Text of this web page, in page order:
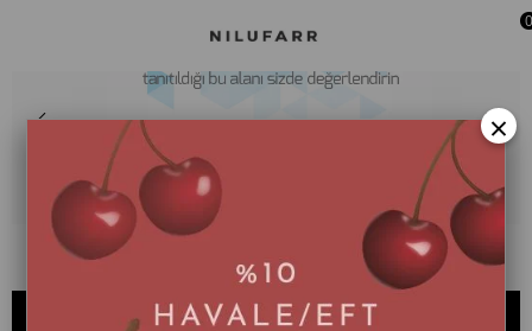
0
Selfiron
FILTRELEME
SIRALAMA
×